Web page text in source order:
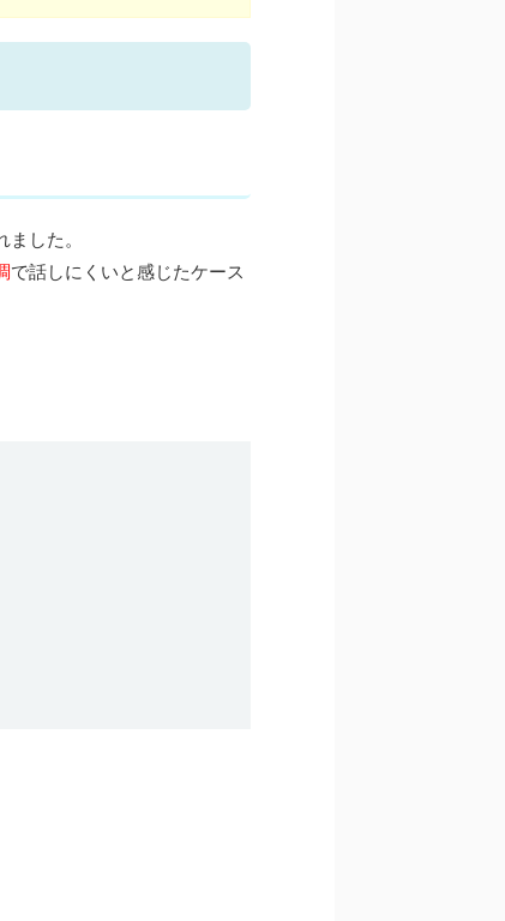
した。
で話しにくいと感じたケース